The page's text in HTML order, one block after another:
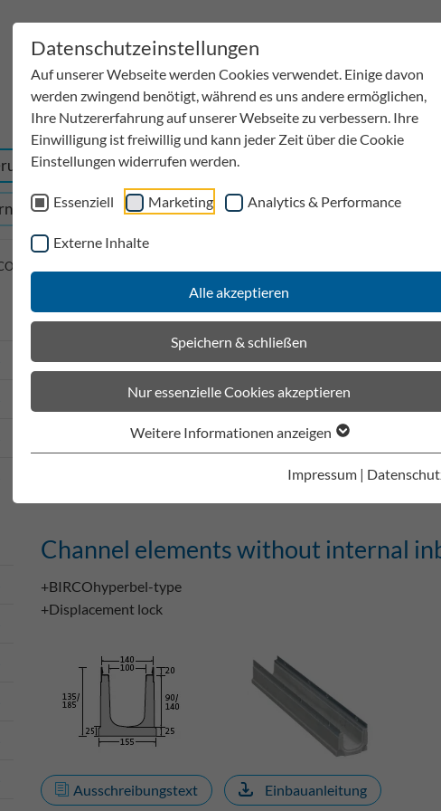
Datenschutzeinstellungen
Auf unserer Webseite werden Cookies verwendet. Einige davon
werden zwingend benötigt, während es uns andere ermöglichen,
Ihre Nutzererfahrung auf unserer Webseite zu verbessern. Ihre
Einwilligung ist freiwillig und kann jeder Zeit über die Cookie
Einstellungen widerrufen werden.
Essenziell Marketing Analytics & Performance
Externe Inhalte
Alle akzeptieren
Speichern & schließen
Nur essenzielle Cookies akzeptieren
Weitere Informationen anzeigen
Impressum |
Wasserbewirtschaftung
Downloads
BIRCOslim®
Produkte filtern
Channel elements without internal inbuilt fall
Channel elements without internal
+BIRCOhyperbel-type
+Displacement lock
Ausschreibungstext Einbauanleitung